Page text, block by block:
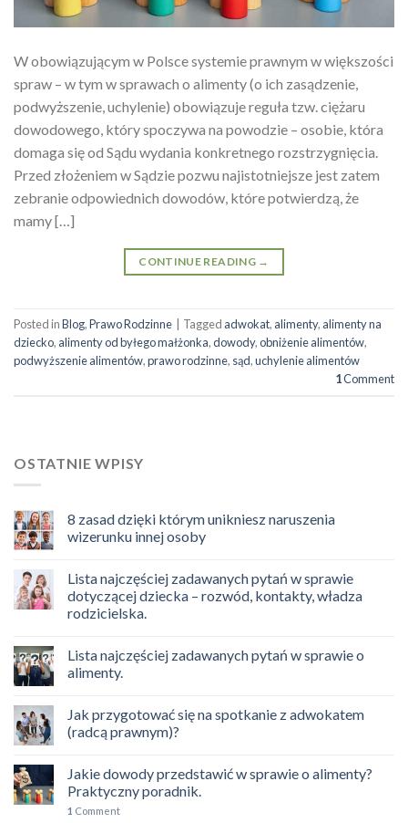
W obowiązującym w Polsce systemie prawnym w większości
spraw – w tym w sprawach o alimenty (o ich zasądzenie,
podwyższenie, uchylenie) obowiązuje reguła tzw. ciężaru
dowodowego, który spoczywa na powodzie – osobie, która
domaga się od Sądu wydania konkretnego rozstrzygnięcia.
Przed złożeniem w Sądzie pozwu najistotniejsze jest zatem
zebranie odpowiednich dowodów, które potwierdzą, że
mamy […]
CONTINUE READING →
Posted inBlog,Prawo Rodzinne Tagged adwokat, alimenty, alimenty na
dziecko, alimenty od byłego małżonka,dowody,obniżenie alimentów,
podwyższenie alimentów,prawo rodzinne, sąd,uchylenie alimentów
1Comment
OSTATNIE WPISY
8 zasad dzięki którym unikniesz naruszenia
wizerunku innej osoby
Lista najczęściej zadawanych pytań w sprawie
dotyczącej dziecka – rozwód, kontakty, władza
rodzicielska.
Lista najczęściej zadawanych pytań w sprawie o
alimenty.
Jak przygotować się na spotkanie z adwokatem
(radcą prawnym)?
Jakie dowody przedstawić w sprawie o alimenty?
Praktyczny poradnik.
1 Comment